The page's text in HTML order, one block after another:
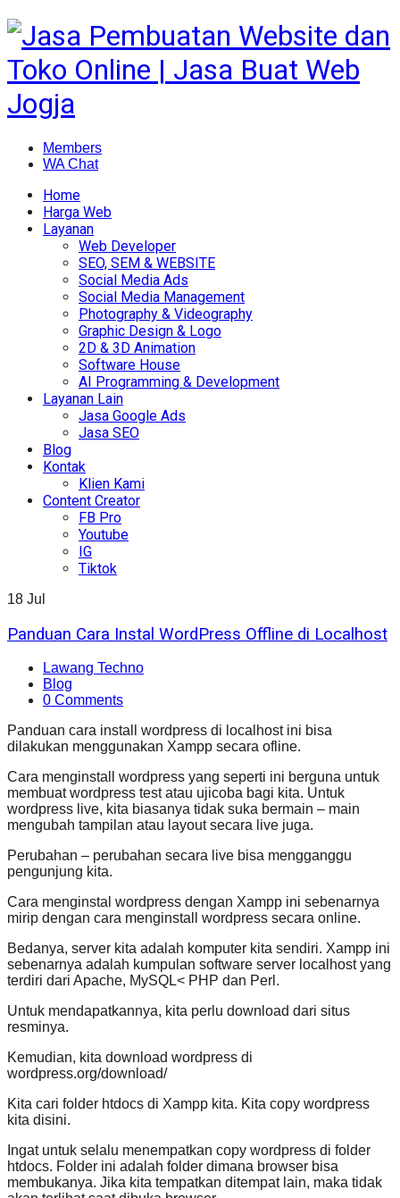
Members
WA Chat
Home
Harga Web
Layanan
Web Developer
SEO, SEM & WEBSITE
Social Media Ads
Social Media Management
Photography & Videography
Graphic Design & Logo
2D & 3D Animation
Software House
AI Programming & Development
Layanan Lain
Jasa Google Ads
Jasa SEO
Blog
Kontak
Klien Kami
Content Creator
FB Pro
Youtube
IG
Tiktok
18 Jul
Panduan Cara Instal WordPress Offline di Localhost
Lawang Techno
Blog
0 Comments
Panduan cara install wordpress di localhost ini bisa
dilakukan menggunakan Xampp secara ofline.
Cara menginstall wordpress yang seperti ini berguna untuk
membuat wordpress test atau ujicoba bagi kita. Untuk
wordpress live, kita biasanya tidak suka bermain – main
mengubah tampilan atau layout secara live juga.
Perubahan – perubahan secara live bisa mengganggu
pengunjung kita.
Cara menginstal wordpress dengan Xampp ini sebenarnya
mirip dengan cara menginstall wordpress secara online.
Bedanya, server kita adalah komputer kita sendiri. Xampp ini
sebenarnya adalah kumpulan software server localhost yang
terdiri dari Apache, MySQL< PHP dan Perl.
Untuk mendapatkannya, kita perlu download dari situs
resminya.
Kemudian, kita download wordpress di
wordpress.org/download/
Kita cari folder htdocs di Xampp kita. Kita copy wordpress
kita disini.
Ingat untuk selalu menempatkan copy wordpress di folder
htdocs. Folder ini adalah folder dimana browser bisa
membukanya. Jika kita tempatkan ditempat lain, maka tidak